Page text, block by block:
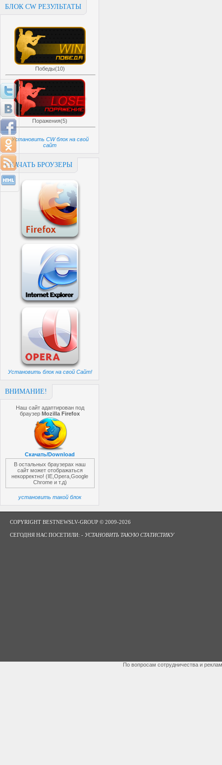
БЛОК CW РЕЗУЛЬТАТЫ
Победы(10)
Поражения(5)
Установить CW блок на свой
сайт
СКАЧАТЬ БРОУЗЕРЫ
Установить блок на свой Сайт!
ВНИМАНИЕ!
Наш сайт адаптирован под
браузерMozilla Firefox
Скачать/Download
В остальных браузерах наш
сайт может отображаться
некорректно! (IE,Opera,Google
Chrome и т.д)
установить такой блок
COPYRIGHT BESTNEWSLV-GROUP © 2009-2026
СЕГОДНЯ НАС ПОСЕТИЛИ: - УСТАНОВИТЬ ТАКУЮ СТАТИСТИКУ
По вопросам сотрудничества и